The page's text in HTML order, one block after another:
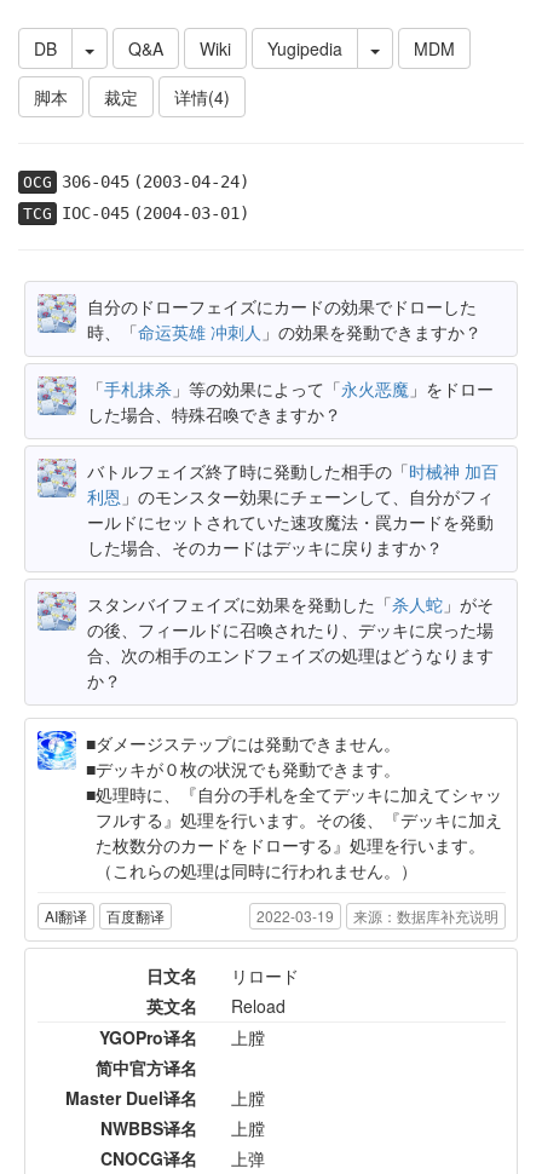
DB Q&A Wiki Yugipedia
MDM
脚本
裁定 详情(4)
OCG 306-045(2003-04-24)
TCG IOC-045(2004-03-01)
自分のドローフェイズにカードの効果でドローした
時、「命运英雄 冲刺人 」の効果を発動できますか？
「手札抹杀 」等の効果によって「永火恶魔 」をドロー
した場合、特殊召喚できますか？
バトルフェイズ終了時に発動した相手の「时械神 加百
利恩 」のモンスター効果にチェーンして、自分がフィ
ールドにセットされていた速攻魔法・罠カードを発動
した場合、そのカードはデッキに戻りますか？
スタンバイフェイズに効果を発動した「杀人蛇 」がそ
の後、フィールドに召喚されたり、デッキに戻った場
合、次の相手のエンドフェイズの処理はどうなります
か？
ダメージステップには発動できません。
デッキが０枚の状況でも発動できます。
処理時に、『自分の手札を全てデッキに加えてシャッ
フルする』処理を行います。その後、『デッキに加え
た枚数分のカードをドローする』処理を行います。
（これらの処理は同時に行われません。）
AI翻译 百度翻译 2022-03-19 来源：数据库补充说明
日文名
リロード
英文名
Reload
YGOPro译名
上膛
简中官方译名
Master Duel译名
上膛
NWBBS译名
上膛
CNOCG译名
上弹